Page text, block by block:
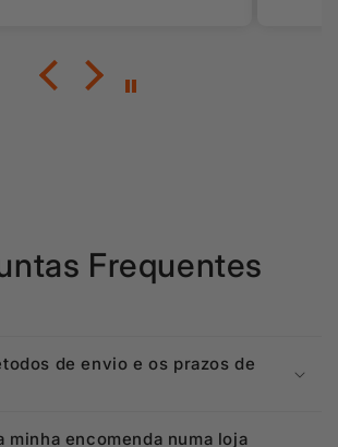
Frequentes
de envio e os prazos de
minha encomenda numa loja